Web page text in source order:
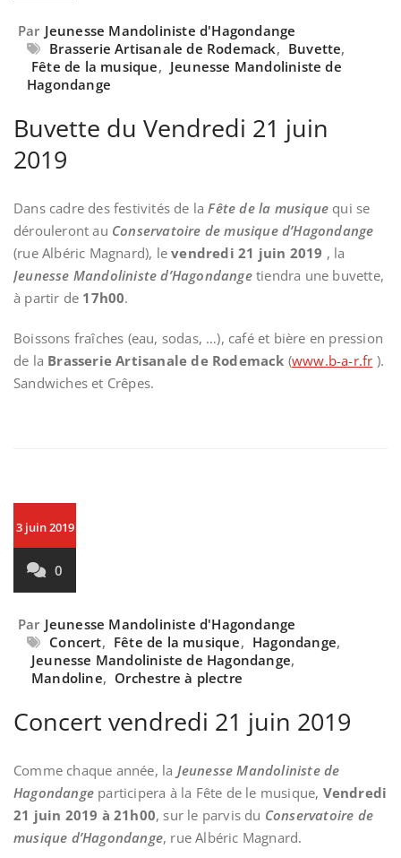
Par Jeunesse Mandoliniste d'Hagondange
Brasserie Artisanale de Rodemack, Buvette,
Fête de la musique, Jeunesse Mandoliniste de
Hagondange
Buvette du Vendredi 21 juin
2019
Dans cadre des festivités de laFête de la musique qui se
dérouleront au Conservatoire de musique d’Hagondange
(rue Albéric Magnard), levendredi 21 juin 2019 , la
Jeunesse Mandoliniste d’Hagondangetiendra une buvette,
à partir de 17h00.
Boissons fraîches (eau, sodas, …), café et bière en pression
de la Brasserie Artisanale de Rodemack (www.b-a-r.fr ).
Sandwiches et Crêpes.
3 juin 2019
0
Par Jeunesse Mandoliniste d'Hagondange
Concert, Fête de la musique, Hagondange,
Jeunesse Mandoliniste de Hagondange,
Mandoline, Orchestre à plectre
Concert vendredi 21 juin 2019
Comme chaque année, la Jeunesse Mandoliniste de
Hagondange participera à la Fête de le musique, Vendredi
21 juin 2019 à 21h00, sur le parvis du Conservatoire de
musique d’Hagondange, rue Albéric Magnard.